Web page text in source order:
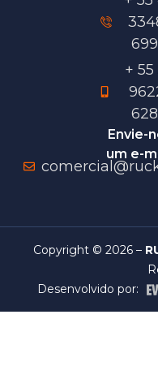
+ 55
Envie-
um e-
Copyright © 2026 –
Desenvolvido por: